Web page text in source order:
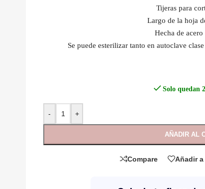
Tijeras para
Largo de la hoja
Hecha de
Se puede esterilizar tanto en autoclave
Solo quedan
- +
AÑADIR AL
Compare Añadir